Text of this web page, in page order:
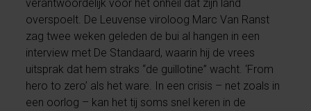
verantwoordelijk voor het onheil dat zijn land
overspoelt. De Leuvense viroloog Marc Van Ranst
zag twee weken geleden de bui al hangen in een
interview met De Standaard, waarin hij de vrees
uitsprak dat hem straks “de guillotine” wacht. ‘From
hero to zero’ als het ware. In een crisis – net zoals in
een oorlog – kan het tij soms snel keren in de